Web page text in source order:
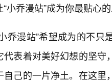
小乔漫站”成为你最贴心
乔漫站”希望成为的不
代表着对美好幻想的坚
自己的一片净土。在这